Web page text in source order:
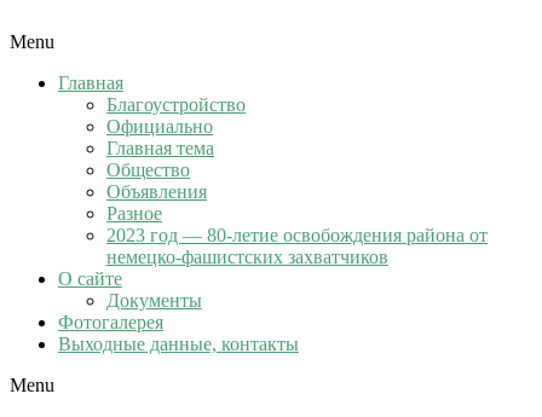
Menu
Главная
Благоустройство
Официально
Главная тема
Общество
Объявления
Разное
2023 год — 80-летие освобождения района от
немецко-фашистских захватчиков
О сайте
Документы
Фотогалерея
Выходные данные, контакты
Menu